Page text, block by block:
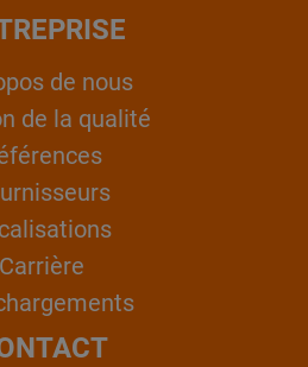
de nous
de la qualité
Carrière